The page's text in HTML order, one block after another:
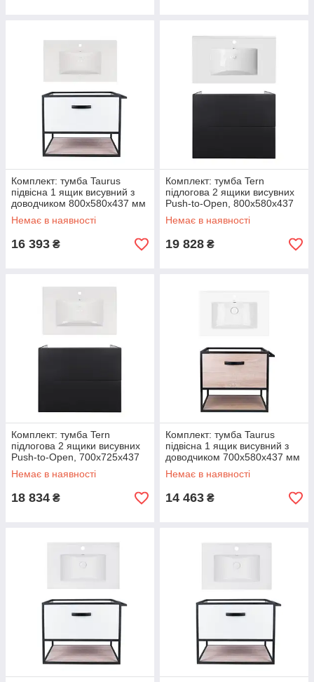
Комплект: тумба Taurus
підвісна 1 ящик висувний з
доводчиком 800х580х437 мм
White/Whitish OAK + раковина
Немає в наявності
16 393 ₴
Комплект: тумба Tern
підлогова 2 ящики висувних
Push-to-Open, 800х580х437
мм Matt Black + раковина
Albatross
Немає в наявності
19 828 ₴
Комплект: тумба Tern
підлогова 2 ящики висувних
Push-to-Open, 700х725х437
мм Matt Black + раковина
Albatross
Немає в наявності
18 834 ₴
Комплект: тумба Taurus
підвісна 1 ящик висувний з
доводчиком 700х580х437 мм
Whitish OAK + раковина
Albatross
Немає в наявності
14 463 ₴